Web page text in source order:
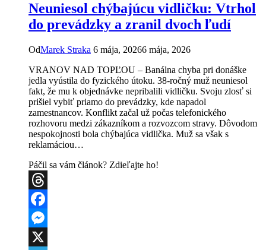
liekmi
a
pripravili
o
byty
Neuniesol chýbajúcu vidličku: Vtrhol
do prevádzky a zranil dvoch ľudí
OdMarek Straka 6 mája, 20266 mája, 2026
VRANOV NAD TOPĽOU – Banálna chyba pri donáške
jedla vyústila do fyzického útoku. 38-ročný muž neuniesol
fakt, že mu k objednávke nepribalili vidličku. Svoju zlosť si
prišiel vybiť priamo do prevádzky, kde napadol
zamestnancov. Konflikt začal už počas telefonického
rozhovoru medzi zákazníkom a rozvozcom stravy. Dôvodom
nespokojnosti bola chýbajúca vidlička. Muž sa však s
reklamáciou…
Páčil sa vám článok? Zdieľajte ho!
Threads
Facebook
Messenger